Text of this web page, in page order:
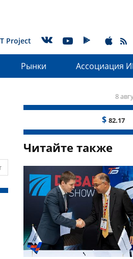
Project
Рынки Ассоциация
8
$ 82.17
Читайте также